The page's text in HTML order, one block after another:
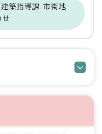
築指導課 市街地
せ